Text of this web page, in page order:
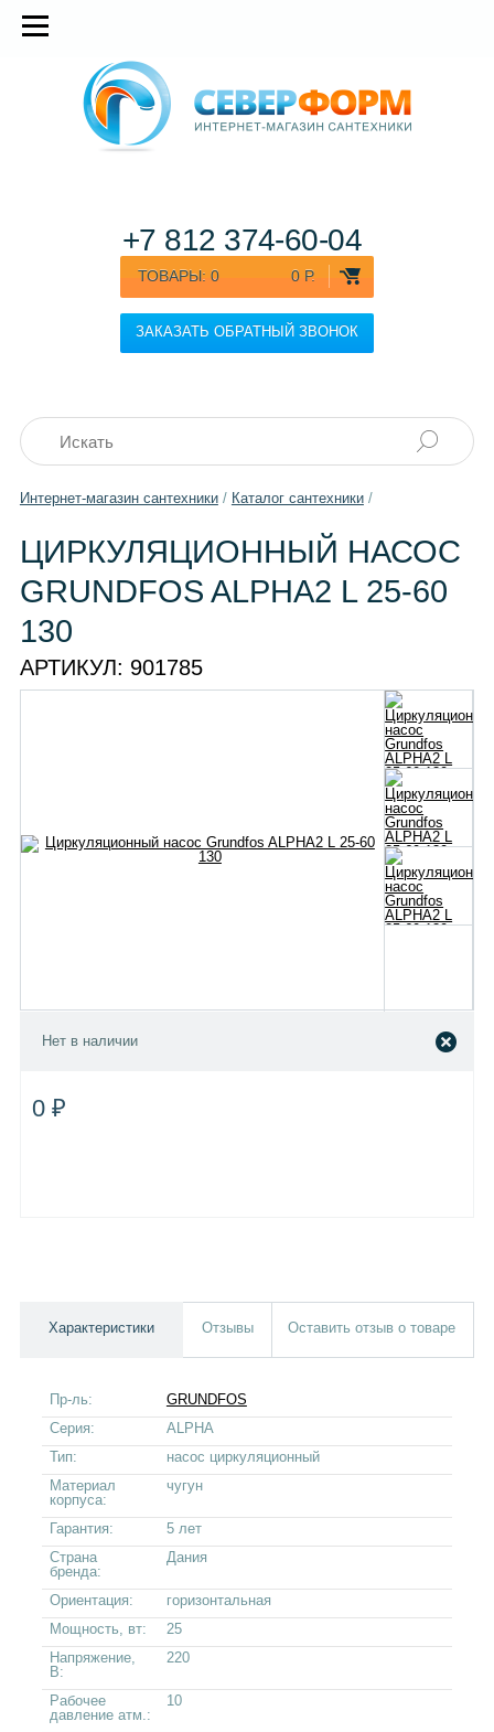
ТОВАРЫ: 0 0 Р.
ЗАКАЗАТЬ ОБРАТНЫЙ ЗВОНОК
+7 812 374-60-04
Интернет-магазин сантехники/ Каталог сантехники/
ЦИРКУЛЯЦИОННЫЙ НАСОС
GRUNDFOS ALPHA2 L 25-60
130
АРТИКУЛ: 901785
Нет в наличии
0 ₽
Характеристики Отзывы Оставить отзыв о товаре
Пр-ль:
GRUNDFOS
Серия:
ALPHA
Тип:
насос циркуляционный
Материал
корпуса:
чугун
Гарантия:
5 лет
Страна
бренда:
Дания
Ориентация:
горизонтальная
Мощность, вт:
25
Напряжение,
В:
220
Рабочее
давление атм.:
10